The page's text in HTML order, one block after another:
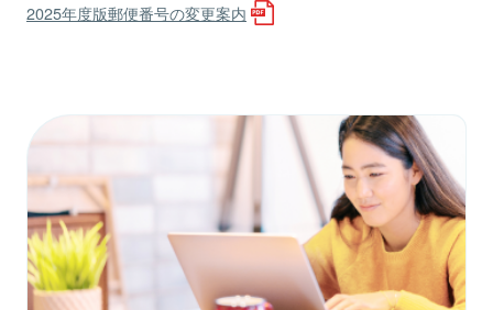
2025年度版郵便番号の変更案内